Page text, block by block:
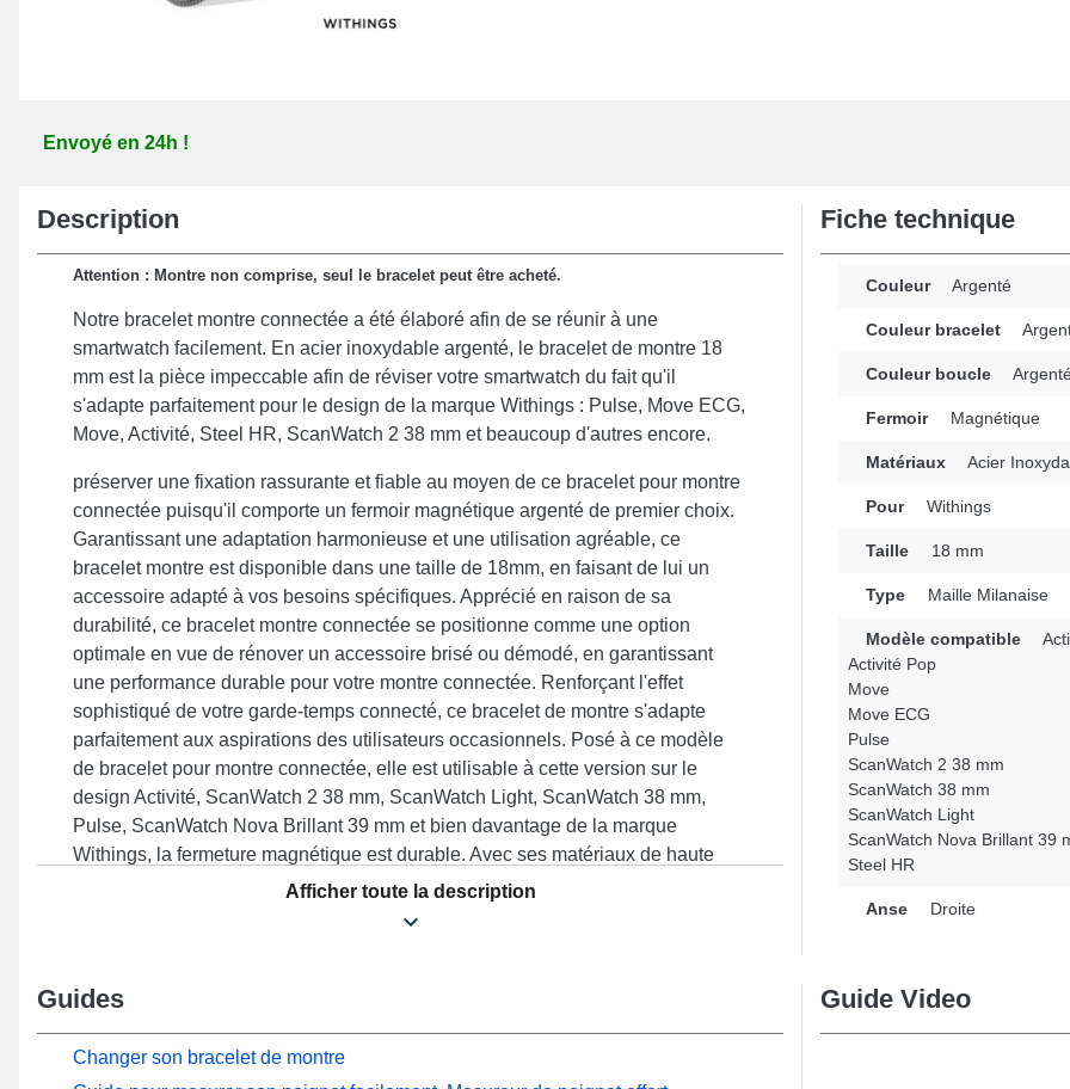
Envoyé en 24h !
Description
Attention : Montre non comprise, seul le bracelet peut être acheté.
Notre bracelet montre connectée a été élaboré afin de se réunir à une
smartwatch facilement. En acier inoxydable argenté, le bracelet de montre 18
mm est la pièce impeccable afin de réviser votre smartwatch du fait qu'il
s'adapte parfaitement pour le design de la marque Withings : Pulse, Move ECG,
Move, Activité, Steel HR, ScanWatch 2 38 mm et beaucoup d'autres encore.
préserver une fixation rassurante et fiable au moyen de ce bracelet pour montre
connectée puisqu'il comporte un fermoir magnétique argenté de premier choix.
Garantissant une adaptation harmonieuse et une utilisation agréable, ce
bracelet montre est disponible dans une taille de 18mm, en faisant de lui un
accessoire adapté à vos besoins spécifiques. Apprécié en raison de sa
durabilité, ce bracelet montre connectée se positionne comme une option
optimale en vue de rénover un accessoire brisé ou démodé, en garantissant
une performance durable pour votre montre connectée. Renforçant l'effet
sophistiqué de votre garde-temps connecté, ce bracelet de montre s'adapte
parfaitement aux aspirations des utilisateurs occasionnels. Posé à ce modèle
de bracelet pour montre connectée, elle est utilisable à cette version sur le
design Activité, ScanWatch 2 38 mm, ScanWatch Light, ScanWatch 38 mm,
Pulse, ScanWatch Nova Brillant 39 mm et bien davantage de la marque
Withings, la fermeture magnétique est durable. Avec ses matériaux de haute
qualité, ce bracelet en acier inoxydable Withings se combine avec précision
Afficher toute la description
Fiche technique
Couleur Argenté
Couleur bracelet
Couleur boucle
Fermoir Magnétique
Matériaux Acier
Pour Withings
Taille 18 mm
Type Maille Milanaise
Modèle compatible
Activité Pop
Move
Move ECG
Pulse
ScanWatch 2 38 mm
ScanWatch 38 mm
ScanWatch Light
ScanWatch Nova Brillant 39
Steel HR
Anse Droite
Guides
Changer son bracelet de montre
Guide Video